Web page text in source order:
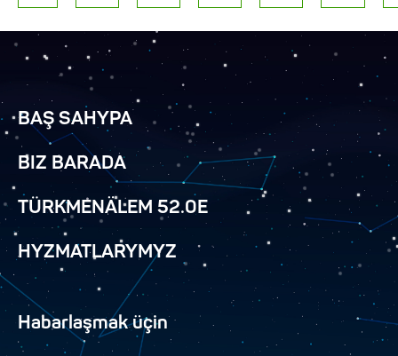
BAŞ SAHYPA
BIZ BARADA
TÜRKMENÄLEM 52.0E
HYZMATLARYMYZ
Habarlaşmak üçin